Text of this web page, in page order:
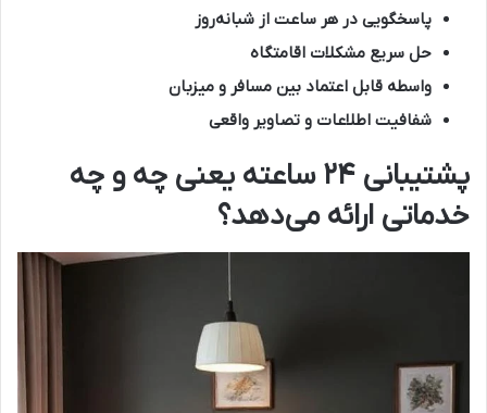
پاسخگویی در هر ساعت از شبانه‌روز
حل سریع مشکلات اقامتگاه
واسطه قابل اعتماد بین مسافر و میزبان
شفافیت اطلاعات و تصاویر واقعی
پشتیبانی ۲۴ ساعته یعنی چه و چه
خدماتی ارائه می‌دهد؟